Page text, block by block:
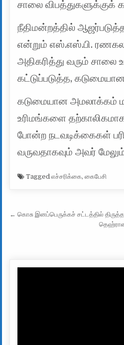
சாலை
நீதிமன்றத்தில்
என்றும் எஸ்.எஸ்.பி.
அதிகரித்து வரும் சாலை
கட்டுப்படுத்த,
கடுமையான அமலாக்கம்
உரிமங்களை
போன்ற நடவடிக்கைகள்
வருவதாகவும் அவர்
Taggedஎச்சரிக்கை,கைபேசி
Post navigation
← கொசு இனப்பெருக்கச் சட்டத்தில்